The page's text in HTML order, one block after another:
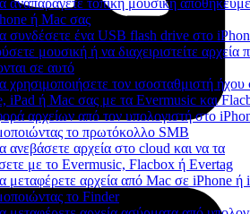
αναπαράγετε τοπική μουσική
ή Mac σας
συνδέσετε ένα USB flash drive στο
μουσική ή να διαχειριστείτε αρχεία
σε αυτό
χρησιμοποιήσετε τον ισοσταθμιστή ήχου
iPad ή Mac σας με τα Evermusic και
αρχείων από τον υπολογιστή στο
το πρωτόκολλο SMB
ανεβάσετε αρχεία στο cloud και να τα
με το Evermusic, Flacbox ή Evertag
μεταφέρετε αρχεία από Mac σε iPhone ή
το Finder